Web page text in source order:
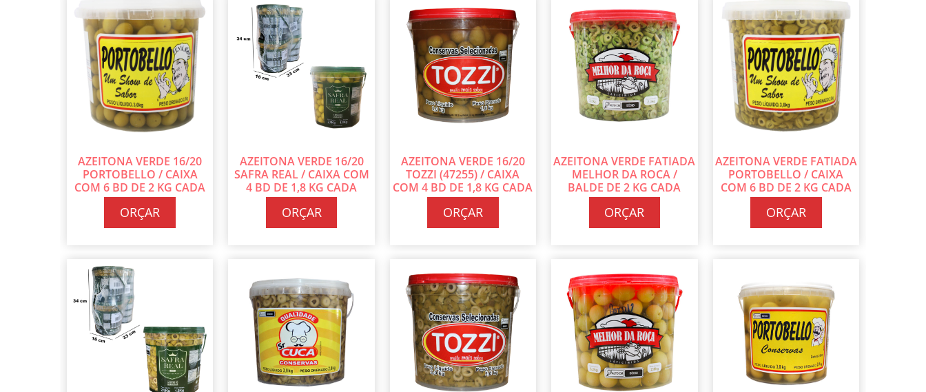
AZEITONA VERDE 16/20
PORTOBELLO / CAIXA
COM 6 BD DE 2 KG CADA
ORÇAR
AZEITONA VERDE 16/20
SAFRA REAL / CAIXA COM
4 BD DE 1,8 KG CADA
ORÇAR
AZEITONA VERDE 16/20
TOZZI (47255) / CAIXA
COM 4 BD DE 1,8 KG CADA
ORÇAR
AZEITONA VERDE FATIADA
MELHOR DA ROCA /
BALDE DE 2 KG CADA
ORÇAR
AZEITONA VERDE FATIADA
PORTOBELLO / CAIXA
COM 6 BD DE 2 KG CADA
ORÇAR